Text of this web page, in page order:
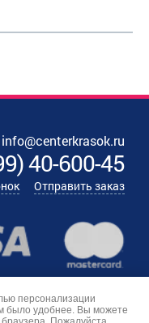
info@centerkrasok.ru
)40-600-45
Отправить заказ
персонализации
было удобнее. Вы можете